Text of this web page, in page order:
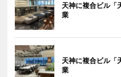
天神に複合ビル「
業
天神に複合ビル「
業